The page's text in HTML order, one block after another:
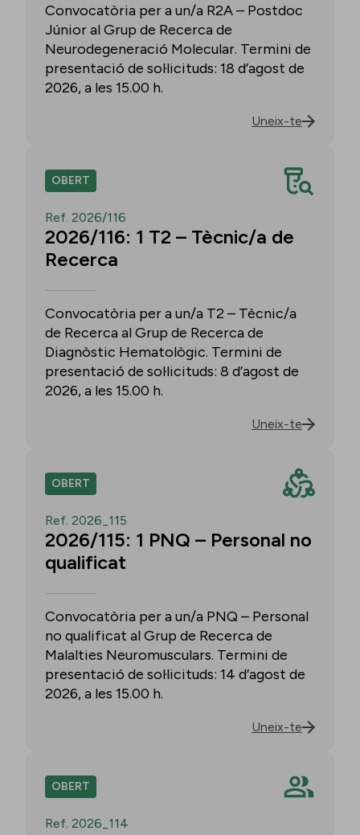
Convocatòria per a un/a R2A – Postdoc
Júnior al Grup de Recerca de
Neurodegeneració Molecular. Termini de
presentació de sol·licituds: 18 d’agost de
2026, a les 15.00 h.
Uneix-te
OBERT
Ref. 2026/116
2026/116: 1 T2 – Tècnic/a de
Recerca
Convocatòria per a un/a T2 – Tècnic/a
de Recerca al Grup de Recerca de
Diagnòstic Hematològic. Termini de
presentació de sol·licituds: 8 d’agost de
2026, a les 15.00 h.
Uneix-te
OBERT
Ref. 2026_115
2026/115: 1 PNQ – Personal no
qualificat
Convocatòria per a un/a PNQ – Personal
no qualificat al Grup de Recerca de
Malalties Neuromusculars. Termini de
presentació de sol·licituds: 14 d’agost de
2026, a les 15.00 h.
Uneix-te
OBERT
Ref. 2026_114